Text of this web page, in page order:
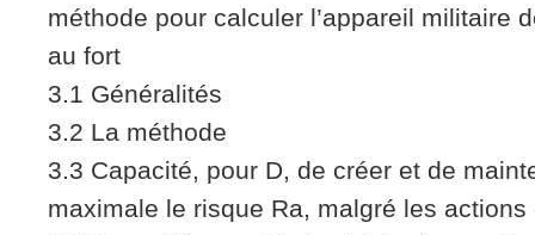
méthode pour calculer l’appareil militaire
au fort
3.1 Généralités
3.2 La méthode
3.3 Capacité, pour D, de créer et de
maximale le risque Ra, malgré les actions